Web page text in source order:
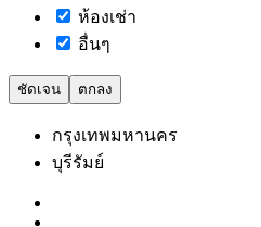
ห้องเช่า
อื่นๆ
ชัดเจน ตกลง
กรุงเทพมหานคร
บุรีรัมย์